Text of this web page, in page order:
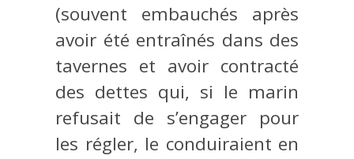
(souvent embauchés après
avoir été entraînés dans des
tavernes et avoir contracté
des dettes qui, si le marin
refusait de s’engager pour
les régler, le conduiraient en